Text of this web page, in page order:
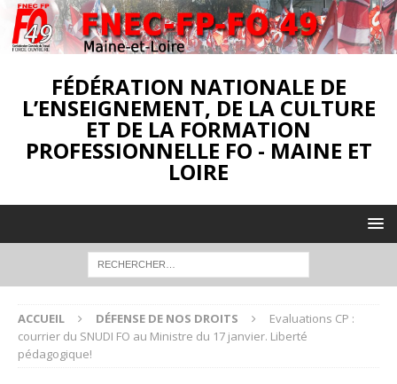
FÉDÉRATION NATIONALE DE
L’ENSEIGNEMENT, DE LA CULTURE
ET DE LA FORMATION
PROFESSIONNELLE FO - MAINE ET
LOIRE
ACCUEIL DÉFENSE DE NOS DROITS
Evaluations CP :
courrier du SNUDI FO au Ministre du 17 janvier. Liberté
pédagogique!